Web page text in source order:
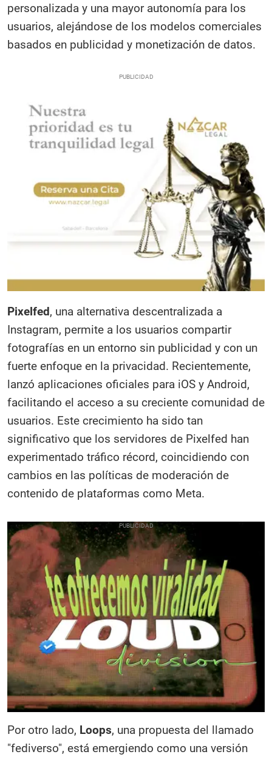
personalizada y una mayor autonomía para los
usuarios, alejándose de los modelos comerciales
basados en publicidad y monetización de datos.
Pixelfed, una alternativa descentralizada a
Instagram, permite a los usuarios compartir
fotografías en un entorno sin publicidad y con un
fuerte enfoque en la privacidad. Recientemente,
lanzó aplicaciones oficiales para iOS y Android,
facilitando el acceso a su creciente comunidad de
usuarios. Este crecimiento ha sido tan
significativo que los servidores de Pixelfed han
experimentado tráfico récord, coincidiendo con
cambios en las políticas de moderación de
contenido de plataformas como Meta.
Por otro lado, Loops, una propuesta del llamado
"fediverso", está emergiendo como una versión